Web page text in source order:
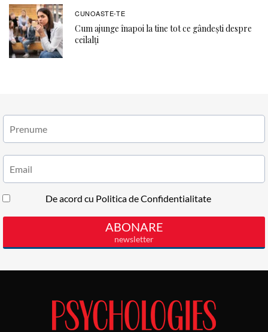
CUNOASTE-TE
Cum ajunge înapoi la tine tot ce gândești despre
ceilalți